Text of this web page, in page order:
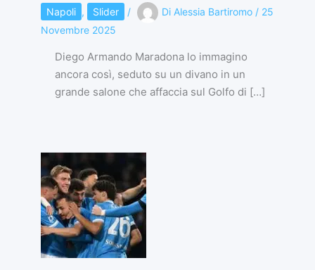
Napoli , Slider / Di Alessia Bartiromo / 25
Novembre 2025
Diego Armando Maradona lo immagino
ancora così, seduto su un divano in un
grande salone che affaccia sul Golfo di […]